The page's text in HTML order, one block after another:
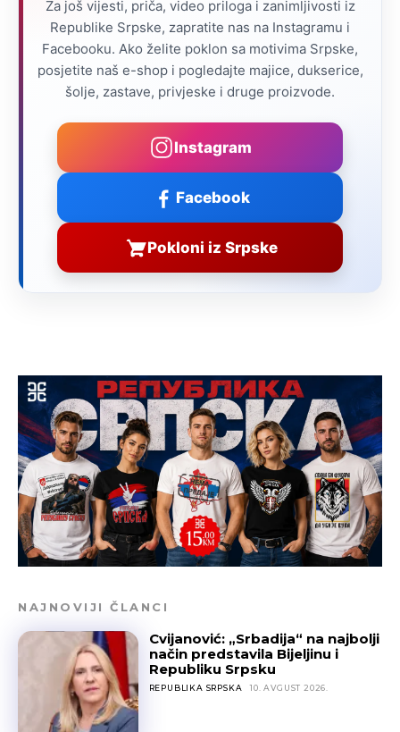
Za još vijesti, priča, video priloga i zanimljivosti iz
Republike Srpske, zapratite nas na Instagramu i
Facebooku. Ako želite poklon sa motivima Srpske,
posjetite naš e-shop i pogledajte majice, dukserice,
šolje, zastave, privjeske i druge proizvode.
Instagram
Facebook
Pokloni iz Srpske
NAJNOVIJI ČLANCI
Cvijanović: „Srbadija“ na najbolji
način predstavila Bijeljinu i
Republiku Srpsku
REPUBLIKA SRPSKA 10. AVGUST 2026.